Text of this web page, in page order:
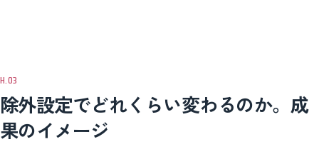
除外設定でどれくらい変わるのか。成
果のイメージ